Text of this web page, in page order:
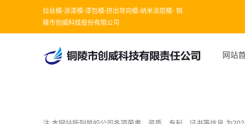
拉丝模-涂漆模-漆包模-挤出导向模-纳米涂层模- 铜
陵市创威科技股份有限公司
网站